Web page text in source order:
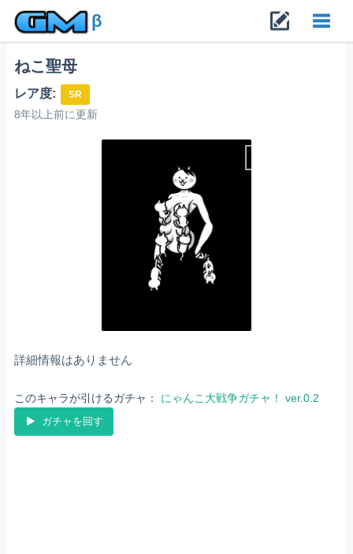
β
ねこ聖母
レア度: SR
8年以上前に更新
詳細情報はありません
このキャラが引けるガチャ： にゃんこ大戦争ガチャ！ ver.0.2
ガチャを回す